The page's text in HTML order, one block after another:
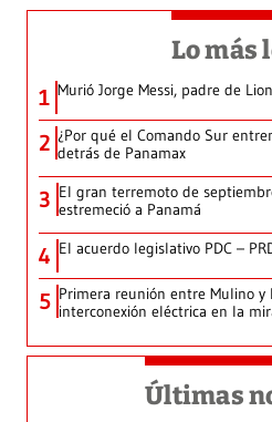
Lo más
1 Murió Jorge Messi, padre de
2 ¿Por qué el Comando Sur
detrás de Panamax
3 El gran terremoto de
estremeció a Panamá
4 El acuerdo legislativo PDC –
5 Primera reunión entre Mulino y
interconexión eléctrica en la
Últimas